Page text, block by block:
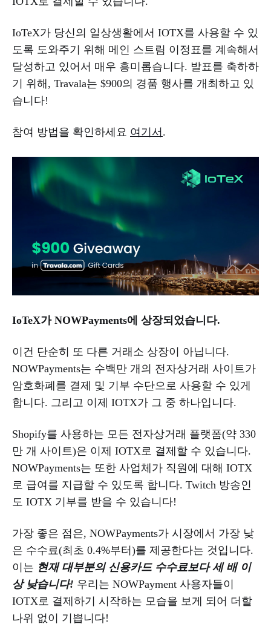
IoTeX가 당신의 일상생활에서 IOTX를 사용할 수 있
도록 도와주기 위해 메인 스트림 이정표를 계속해서
달성하고 있어서 매우 흥미롭습니다. 발표를 축하하
기 위해, Travala는 $900의 경품 행사를 개최하고 있
습니다!
참여 방법을 확인하세요 여기서 .
IoTeX가 NOWPayments에 상장되었습니다.
이건 단순히 또 다른 거래소 상장이 아닙니다.
NOWPayments는 수백만 개의 전자상거래 사이트가
암호화폐를 결제 및 기부 수단으로 사용할 수 있게
합니다. 그리고 이제 IOTX가 그 중 하나입니다.
Shopify를 사용하는 모든 전자상거래 플랫폼(약 330
만 개 사이트)은 이제 IOTX로 결제할 수 있습니다.
NOWPayments는 또한 사업체가 직원에 대해 IOTX
로 급여를 지급할 수 있도록 합니다. Twitch 방송인
도 IOTX 기부를 받을 수 있습니다!
가장 좋은 점은, NOWPayments가 시장에서 가장 낮
은 수수료(최초 0.4%부터)를 제공한다는 것입니다.
이는 현재 대부분의 신용카드 수수료보다 세 배 이
상 낮습니다! 우리는 NOWPayment 사용자들이
IOTX로 결제하기 시작하는 모습을 보게 되어 더할
나위 없이 기쁩니다!